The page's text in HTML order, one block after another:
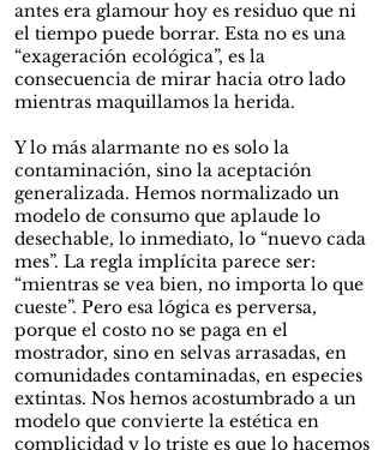
antes era glamour hoy es residuo que ni
el tiempo puede borrar. Esta no es una
“exageración ecológica”, es la
consecuencia de mirar hacia otro lado
mientras maquillamos la herida.
Y lo más alarmante no es solo la
contaminación, sino la aceptación
generalizada. Hemos normalizado un
modelo de consumo que aplaude lo
desechable, lo inmediato, lo “nuevo cada
mes”. La regla implícita parece ser:
“mientras se vea bien, no importa lo que
cueste”. Pero esa lógica es perversa,
porque el costo no se paga en el
mostrador, sino en selvas arrasadas, en
comunidades contaminadas, en especies
extintas. Nos hemos acostumbrado a un
modelo que convierte la estética en
complicidad y lo triste es que lo hacemos